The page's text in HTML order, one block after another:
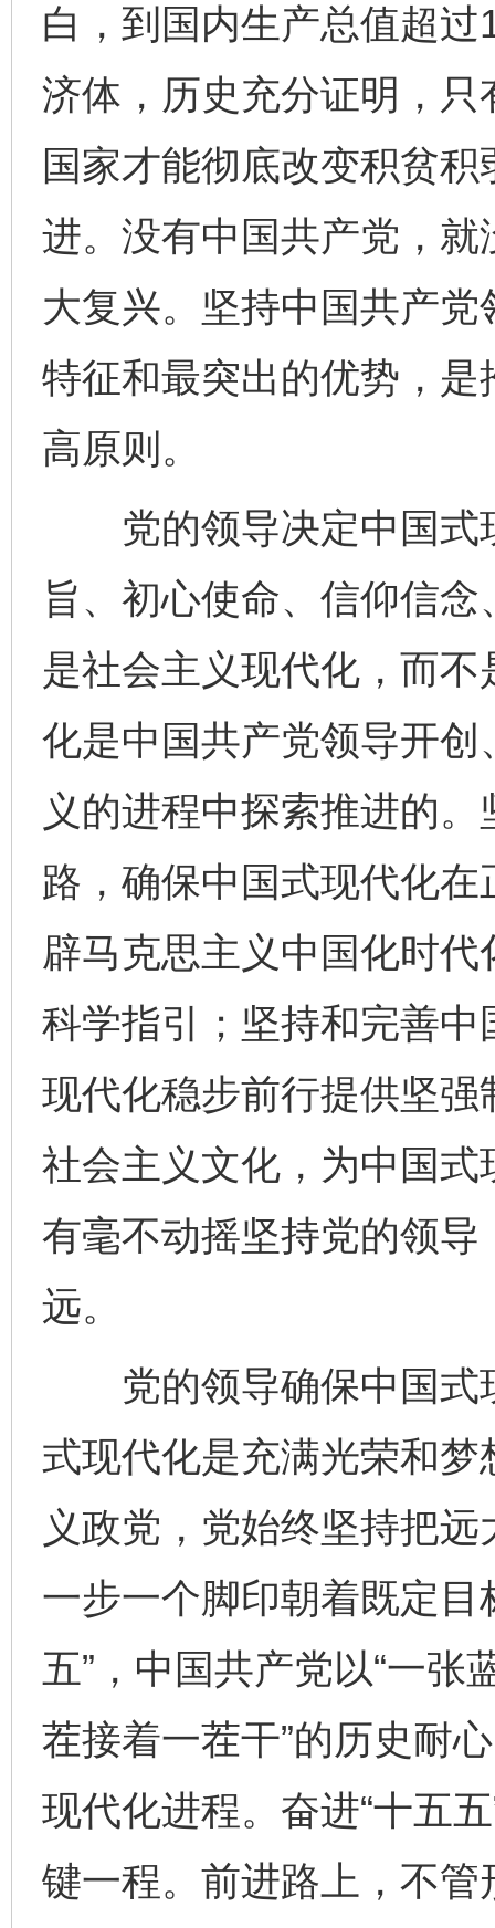
白，到国内生产总值超
济体，历史充分证明，
国家才能彻底改变积贫
进。没有中国共产党，
大复兴。坚持中国共产
特征和最突出的优势，
高原则。
党的领导决定中国式
旨、初心使命、信仰信
是社会主义现代化，而
化是中国共产党领导开
义的进程中探索推进的
路，确保中国式现代化
辟马克思主义中国化时
科学指引；坚持和完善
现代化稳步前行提供坚
社会主义文化，为中国
有毫不动摇坚持党的领
远。
党的领导确保中国式
式现代化是充满光荣和
义政党，党始终坚持把
一步一个脚印朝着既定目
五”，中国共产党以“一张
茬接着一茬干”的历史耐
现代化进程。奋进“十五
键一程。前进路上，不